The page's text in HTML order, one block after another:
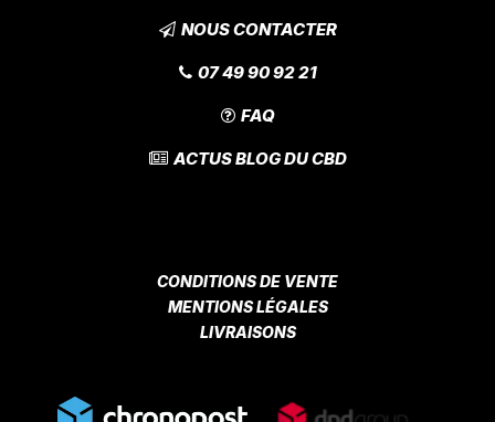
NOUS CONTACTER
07 49 90 92 21
FAQ
ACTUS BLOG DU CBD
CONDITIONS DE VENTE
MENTIONS LÉGALES
LIVRAISONS